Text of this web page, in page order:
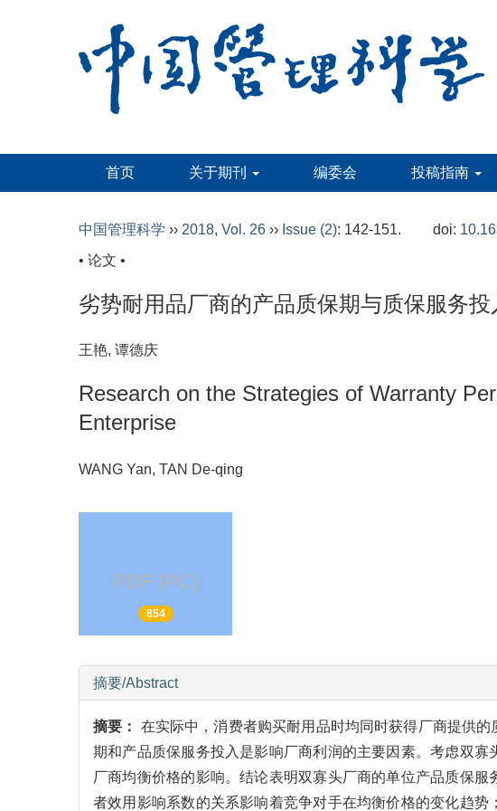
首页 关于期刊 编委会 投稿指南
中国管理科学 ›› 2018, Vol. 26 ›› Issue (2): 142-151. doi:
• 论文 •
劣势耐用品厂商的产品质保期与质保服务投
王艳, 谭德庆
Research on the Strategies of Warranty
Enterprise
WANG Yan, TAN De-qing
PDF (PC)
摘要/Abstract
摘要：
在实际中，消费者购买耐用品时均同时获得厂商提供
期和产品质保服务投入是影响厂商利润的主要因素。考虑双